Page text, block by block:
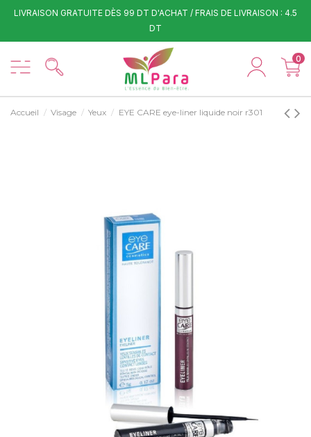
LIVRAISON GRATUITE DÈS 99 DT D'ACHAT / FRAIS DE LIVRAISON : 4.5
DT
0
Accueil Visage Yeux EYE CARE eye-liner liquide noir r301